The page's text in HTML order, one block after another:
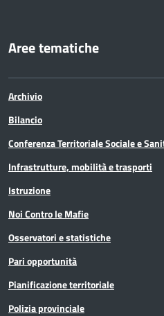
Aree tematiche
Archivio
Bilancio
Conferenza Territoriale Sociale e
Infrastrutture, mobilità e trasporti
Istruzione
Noi Contro le Mafie
Osservatori e statistiche
Pari opportunità
Pianificazione territoriale
Polizia provinciale